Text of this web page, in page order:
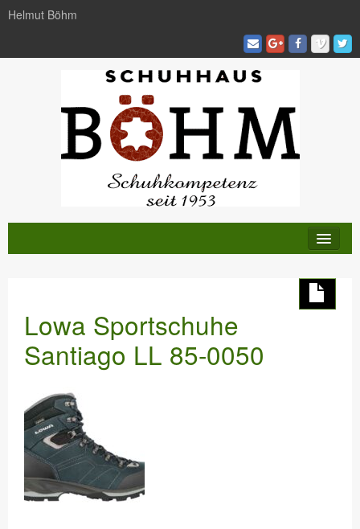
Helmut Böhm
WERKSTATT
DANKE
Lowa Sportschuhe
Santiago LL 85-0050